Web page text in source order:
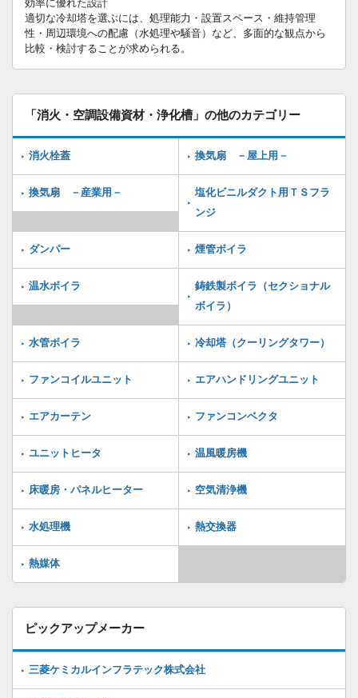
効率に優れた設計
適切な冷却塔を選ぶには、処理能力・設置スペース・維持管理
性・周辺環境への配慮（水処理や騒音）など、多面的な観点から
比較・検討することが求められる。
「消火・空調設備資材・浄化槽」の他のカテゴリー
消火栓蓋 換気扇 －屋上用－
換気扇 －産業用－
塩化ビニルダクト用ＴＳフラ
ンジ
ダンパー 煙管ボイラ
温水ボイラ
鋳鉄製ボイラ（セクショナル
ボイラ）
水管ボイラ 冷却塔（クーリングタワー）
ファンコイルユニット エアハンドリングユニット
エアカーテン ファンコンベクタ
ユニットヒータ 温風暖房機
床暖房・パネルヒーター 空気清浄機
水処理機 熱交換器
熱媒体
ピックアップメーカー
三菱ケミカルインフラテック株式会社